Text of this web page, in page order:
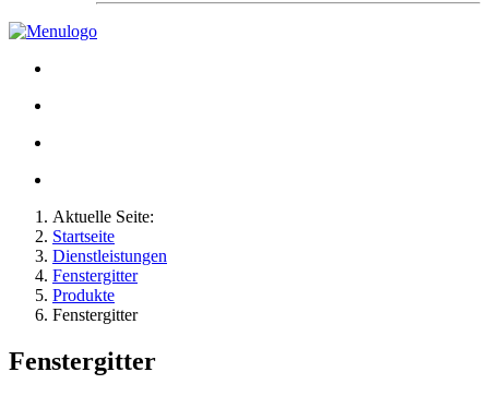
Aktuelle Seite:
Startseite
Dienstleistungen
Fenstergitter
Produkte
Fenstergitter
Fenstergitter